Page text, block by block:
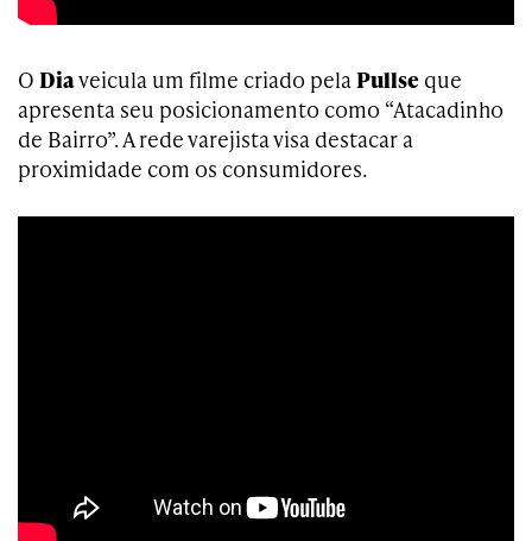
O Diaveicula um filme criado pelaPullse que
apresenta seu posicionamento como “Atacadinho
de Bairro”. A rede varejista visa destacar a
proximidade com os consumidores.